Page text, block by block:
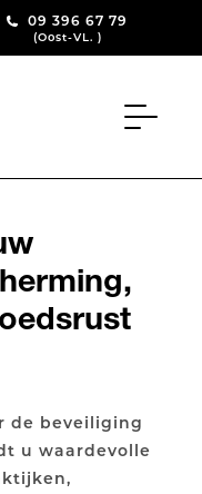
09 396 67 79
(Oost-VL. )
de beveiliging
u waardevolle